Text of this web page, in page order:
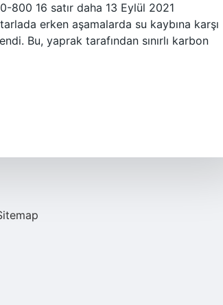
16 satır daha 13 Eylül 2021
erken aşamalarda su kaybına karşı
Bu, yaprak tarafından sınırlı karbon